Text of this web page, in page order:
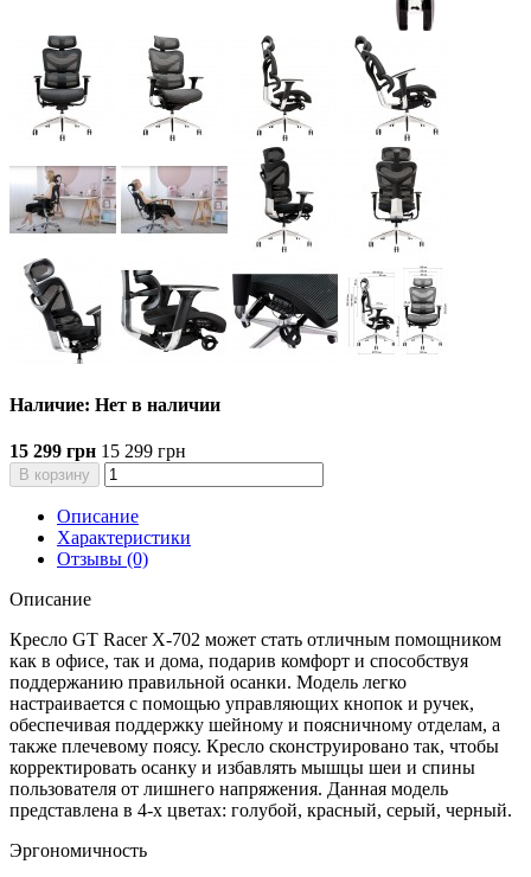
Наличие: Нет в наличии
15 299 грн 15 299 грн
В корзину
Описание
Характеристики
Отзывы (0)
Описание
Кресло GT Racer X-702 может стать отличным помощником
как в офисе, так и дома, подарив комфорт и способствуя
поддержанию правильной осанки. Модель легко
настраивается с помощью управляющих кнопок и ручек,
обеспечивая поддержку шейному и поясничному отделам, а
также плечевому поясу. Кресло сконструировано так, чтобы
корректировать осанку и избавлять мышцы шеи и спины
пользователя от лишнего напряжения. Данная модель
представлена в 4-х цветах: голубой, красный, серый, черный.
Эргономичность